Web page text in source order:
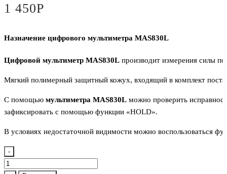
1 450Р
Назначение цифрового мультиметра MAS830L
Цифровой мультиметр MAS830L производит измерения силы
Мягкий полимерный защитный кожух, входящий в комплект
C помощью мультиметра MAS830L можно проверить
зафиксировать с помощью функции «HOLD».
В условиях недостаточной видимости можно воспользоваться
-
Количество